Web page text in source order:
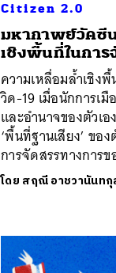
Citizen 2.0
มหากาพย์วัคซี
เชิงพื้นที่ในการ
ความเหลื่อมล้ำเชิง
วิด-19 เมื่อนักการเ
และอำนาจของตัวเ
‘พื้นที่ฐานเสียง’ ขอ
การจัดสรรทางการ
โดย สฤณี อาชวานันทกุ